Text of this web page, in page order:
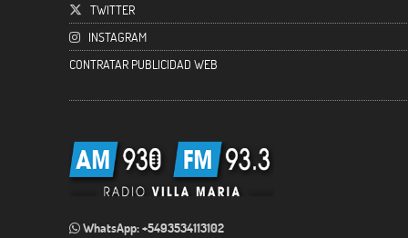
TWITTER
INSTAGRAM
CONTRATAR PUBLICIDAD WEB
WhatsApp: +5493534113102